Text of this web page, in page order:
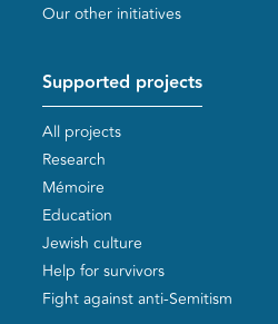
Our other initiatives
Supported projects
All projects
Research
Mémoire
Education
Jewish culture
Help for survivors
Fight against anti-Semitism